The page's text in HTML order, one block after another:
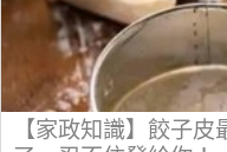
【家政知識】餃子